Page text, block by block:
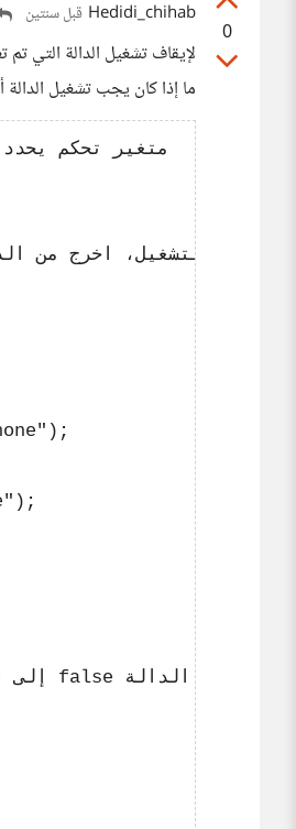
0
Hedidi_chihab قبل سنتين
ما إذا كان يجب تشغيل الدالة